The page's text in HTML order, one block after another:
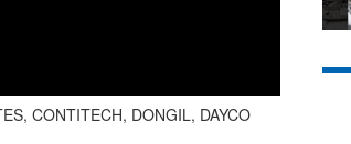
CONTITECH, DONGIL, DAYCO